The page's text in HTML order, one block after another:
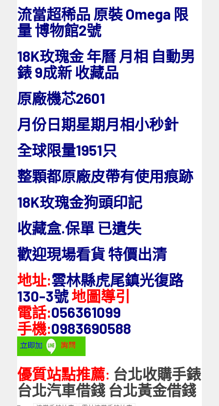
流當超稀品 原裝 Omega 限
量 博物館2號
18K玫瑰金 年曆 月相 自動男
錶 9成新 收藏品
原廠機芯2601
月份日期星期月相小秒針
全球限量1951只
整顆都原廠皮帶有使用痕跡
18K玫瑰金狗頭印記
收藏盒.保單 已遺失
歡迎現場看貨 特價出清
地址:雲林縣虎尾鎮光復路
130-3號地圖導引
電話:056361099
手機:0983690588
優質站點推薦: 台北收購手錶
台北汽車借錢 台北黃金借錢